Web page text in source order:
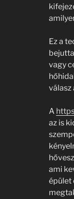
Ez a
vagy
válasz
A
az is
ami
épület